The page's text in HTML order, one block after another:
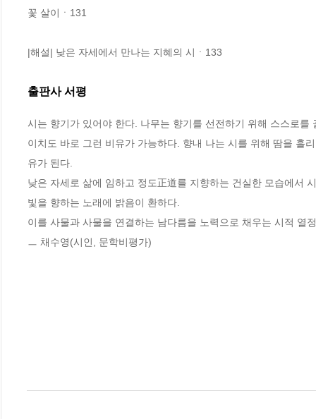
꽃 살이ㆍ131
|해설| 낮은 자세에서 만나는 지혜의 시ㆍ133
출판사 서평
시는 향기가 있어야 한다. 나무는 향기를 선전하기 위해 스스로
이치도 바로 그런 비유가 가능하다. 향내 나는 시를 위해 땀을 흘
유가 된다.
낮은 자세로 삶에 임하고 정도正道를 지향하는 건실한 모습에서
빛을 향하는 노래에 밝음이 환하다.
이를 사물과 사물을 연결하는 남다름을 노력으로 채우는 시적 열
ㅡ 채수영(시인, 문학비평가)